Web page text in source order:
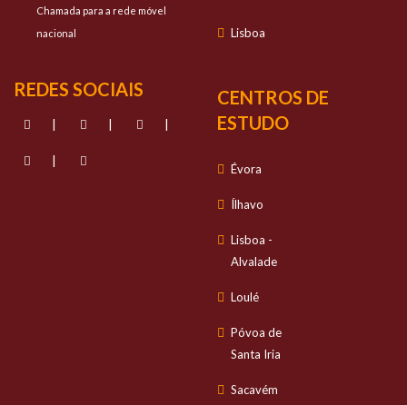
Chamada para a rede móvel
nacional
REDES SOCIAIS
| | |
|
Lisboa
CENTROS DE
ESTUDO
Évora
Ílhavo
Lisboa -
Alvalade
Loulé
Póvoa de
Santa Iria
Sacavém